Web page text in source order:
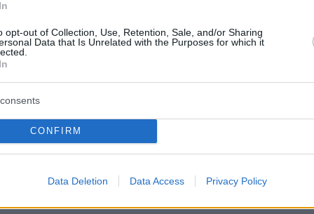
opt-out of Collection, Use, Retention, Sale, and/or Sharing
Data that Is Unrelated with the Purposes for which it
CONFIRM
Data Deletion Data Access Privacy Policy
αίθριος με τοπικές νεφώσεις κυρίως στα
βόρεια ηπειρωτικά ορεινά τις μεσημβρινές
ώρες, οπότε θα σημειωθούν τοπικές
νύχτα και κατά τη διάρκεια της, στο βόρειο
Ήπειρο προβλέπονται αυξημένες νεφώσεις
μεμονωμένες καταιγίδες.